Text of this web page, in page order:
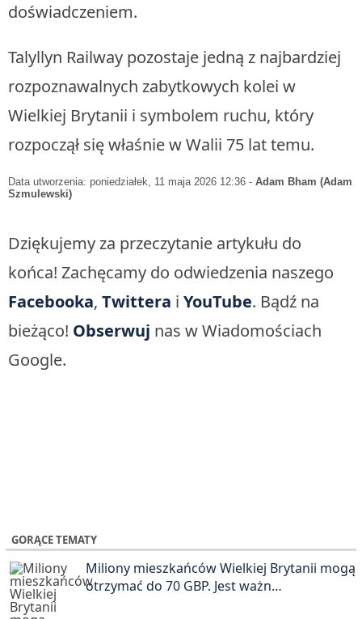
doświadczeniem.
Talyllyn Railway pozostaje jedną z najbardziej
rozpoznawalnych zabytkowych kolei w
Wielkiej Brytanii i symbolem ruchu, który
rozpoczął się właśnie w Walii 75 lat temu.
Data utworzenia: poniedziałek, 11 maja 2026 12:36 - Adam Bham (Adam
Szmulewski)
Dziękujemy za przeczytanie artykułu do
końca! Zachęcamy do odwiedzenia naszego
Facebooka, Twittera i YouTube. Bądź na
bieżąco! Obserwuj nas w Wiadomościach
Google.
GORĄCE TEMATY
Miliony mieszkańców Wielkiej Brytanii mogą
otrzymać do 70 GBP. Jest ważn…